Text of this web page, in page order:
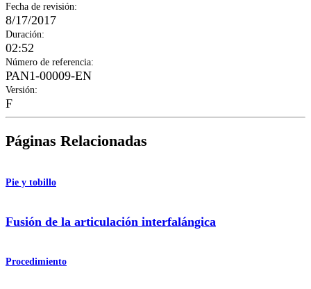
Fecha de revisión:
8/17/2017
Duración:
02:52
Número de referencia:
PAN1-00009-EN
Versión:
F
Páginas Relacionadas
Pie y tobillo
Fusión de la articulación interfalángica
Procedimiento